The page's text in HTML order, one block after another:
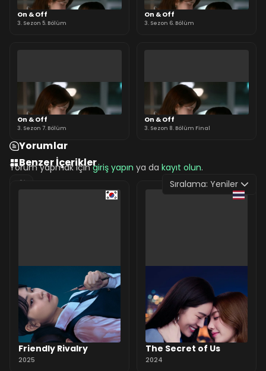
On & Off
3. Sezon 5. Bölüm
On & Off
3. Sezon 6. Bölüm
On & Off
3. Sezon 7. Bölüm
On & Off
3. Sezon 8. Bölüm Final
Yorumlar
Yorum yapmak içingiriş yapın ya da kayıt olun.
Sıralama: Yeniler
Benzer İçerikler
Friendly Rivalry
2025
The Secret of Us
2024